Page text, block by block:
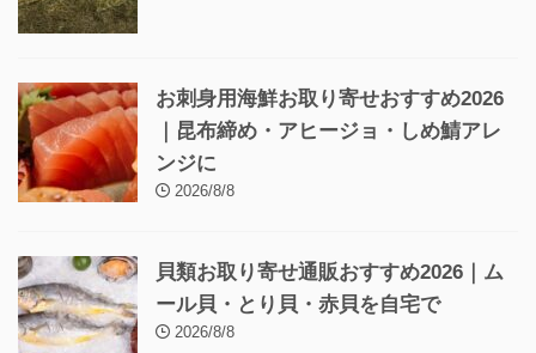
お刺身用海鮮お取り寄せおすすめ2026
｜昆布締め・アヒージョ・しめ鯖アレ
ンジに
2026/8/8
貝類お取り寄せ通販おすすめ2026｜ム
ール貝・とり貝・赤貝を自宅で
2026/8/8